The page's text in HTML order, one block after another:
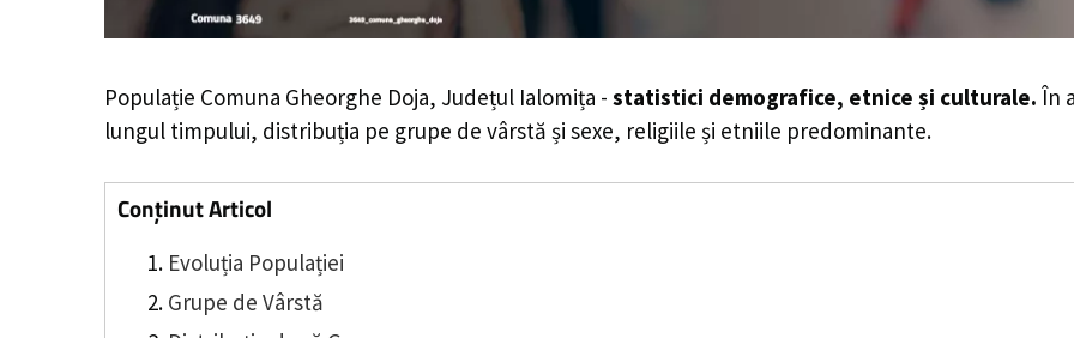
Populație Comuna Gheorghe Doja, Județul Ialomița - statistici demografice, etnice și culturale. În
lungul timpului, distribuția pe grupe de vârstă și sexe, religiile și etniile predominante.
Conținut Articol
Evoluția Populației
Grupe de Vârstă